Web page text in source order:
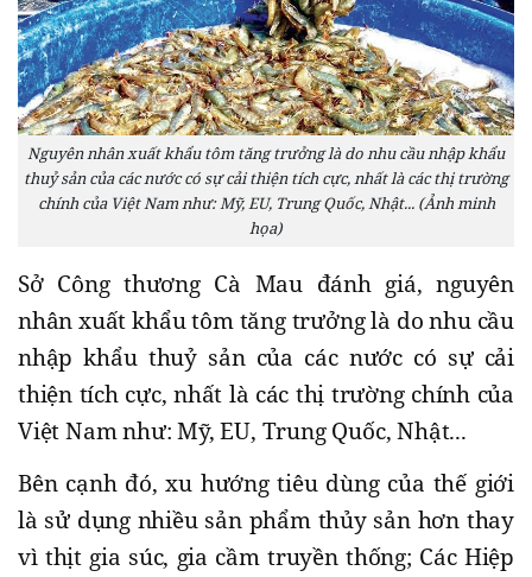
Nguyên nhân xuất khẩu tôm tăng trưởng là do nhu cầu nhập khẩu
thuỷ sản của các nước có sự cải thiện tích cực, nhất là các thị trường
chính của Việt Nam như: Mỹ, EU, Trung Quốc, Nhật... (Ảnh minh
họa)
Sở Công thương Cà Mau đánh giá, nguyên
nhân xuất khẩu tôm tăng trưởng là do nhu cầu
nhập khẩu thuỷ sản của các nước có sự cải
thiện tích cực, nhất là các thị trường chính của
Việt Nam như: Mỹ, EU, Trung Quốc, Nhật...
Bên cạnh đó, xu hướng tiêu dùng của thế giới
là sử dụng nhiều sản phẩm thủy sản hơn thay
vì thịt gia súc, gia cầm truyền thống; Các Hiệp